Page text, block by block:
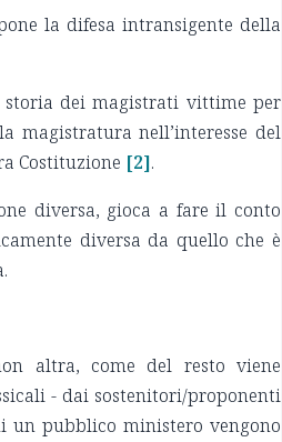
la difesa intransigente della
dei magistrati vittime per
magistratura nell’interesse del
Costituzione [2].
diversa, gioca a fare il conto
diversa da quello che è
altra, come del resto viene
- dai sostenitori/proponenti
pubblico ministero vengono